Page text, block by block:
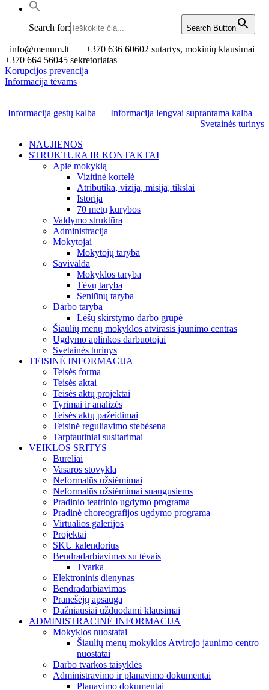
Search for: Search Button
info@menum.lt
+370 636 60602 sutartys, mokinių klausimai
+370 664 56045 sekretoriatas
Korupcijos prevencija
Informacija tėvams
Informacija gestų kalba
Informacija lengvai suprantama kalba
Svetainės turinys
NAUJIENOS
STRUKTŪRA IR KONTAKTAI
Apie mokyklą
Vizitinė kortelė
Atributika, vizija, misija, tikslai
Istorija
70 metų kūrybos
Valdymo struktūra
Administracija
Mokytojai
Mokytojų taryba
Savivalda
Mokyklos taryba
Tėvų taryba
Seniūnų taryba
Darbo taryba
Lėšų skirstymo darbo grupė
Šiaulių menų mokyklos atvirasis jaunimo centras
Ugdymo aplinkos darbuotojai
Svetainės turinys
TEISINĖ INFORMACIJA
Teisės forma
Teisės aktai
Teisės aktų projektai
Tyrimai ir analizės
Teisės aktų pažeidimai
Teisinė reguliavimo stebėsena
Tarptautiniai susitarimai
VEIKLOS SRITYS
Būreliai
Vasaros stovykla
Neformalūs užsiėmimai
Neformalūs užsiėmimai suaugusiems
Pradinio teatrinio ugdymo programa
Pradinė choreografijos ugdymo programa
Virtualios galerijos
Projektai
SKU kalendorius
Bendradarbiavimas su tėvais
Tvarka
Elektroninis dienynas
Bendradarbiavimas
Pranešėjų apsauga
Dažniausiai užduodami klausimai
ADMINISTRACINĖ INFORMACIJA
Mokyklos nuostatai
Šiaulių menų mokyklos Atvirojo jaunimo centro
nuostatai
Darbo tvarkos taisyklės
Administravimo ir planavimo dokumentai
Planavimo dokumentai